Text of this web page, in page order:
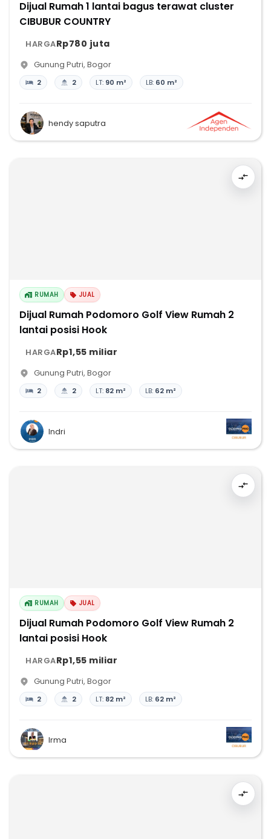
Dijual Rumah 1 lantai bagus terawat cluster
CIBUBUR COUNTRY
HARGARp780 juta
Gunung Putri, Bogor
2 2 LT: 90 m² LB: 60 m²
hendy saputra
RUMAH JUAL
Dijual Rumah Podomoro Golf View Rumah 2
lantai posisi Hook
HARGARp1,55 miliar
Gunung Putri, Bogor
2 2 LT: 82 m² LB: 62 m²
Indri
RUMAH JUAL
Dijual Rumah Podomoro Golf View Rumah 2
lantai posisi Hook
HARGARp1,55 miliar
Gunung Putri, Bogor
2 2 LT: 82 m² LB: 62 m²
Irma